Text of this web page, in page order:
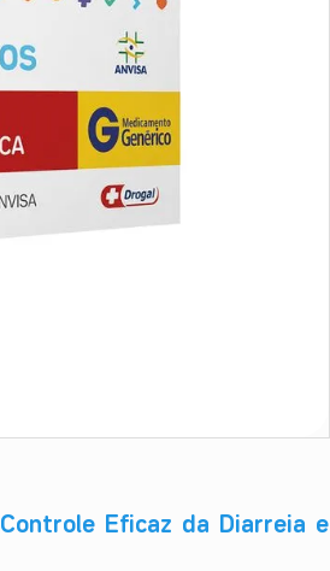
Eficaz da Diarreia e